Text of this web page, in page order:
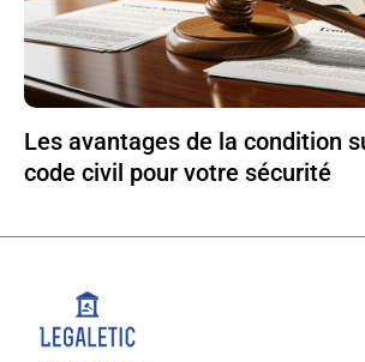
Les avantages de la condition
code civil pour votre sécurité